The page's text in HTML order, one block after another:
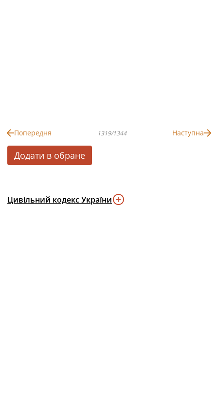
Попередня 1319/1344 Наступна
Додати в обране
Цивільний кодекс України